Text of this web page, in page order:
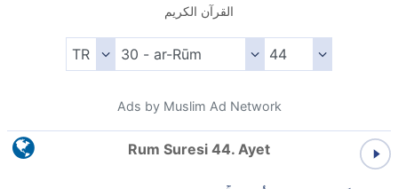
القرآن الكريم
Ads by Muslim Ad Network
Rum Suresi 44. Ayet